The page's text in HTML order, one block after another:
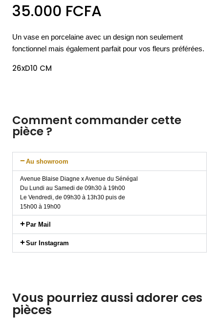
35.000 FCFA
Un vase en porcelaine avec un design non seulement
fonctionnel mais également parfait pour vos fleurs préférées.
26xD10 CM
Comment commander cette
pièce ?
Au showroom
Avenue Blaise Diagne x Avenue du Sénégal
Du Lundi au Samedi de 09h30 à 19h00
Le Vendredi, de 09h30 à 13h30 puis de
15h00 à 19h00
Par Mail
Sur Instagram
Vous pourriez aussi adorer ces
pièces